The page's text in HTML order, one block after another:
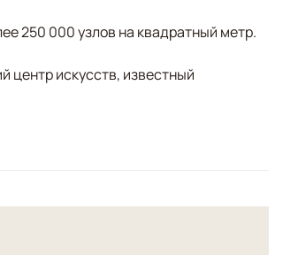
250 000 узлов на квадратный метр.
центр искусств, известный